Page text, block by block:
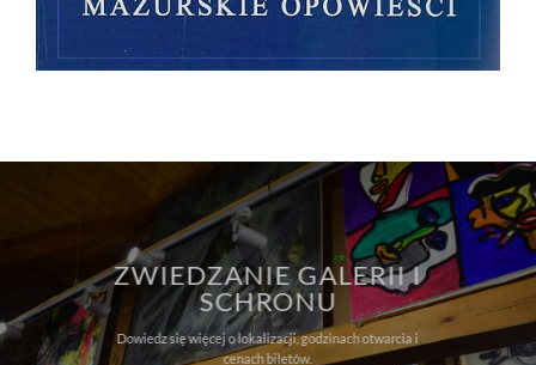
ZWIEDZANIE GALERII I
SCHRONU
Dowiedz się więcej o lokalizacji, godzinach otwarcia i
cenach biletów.